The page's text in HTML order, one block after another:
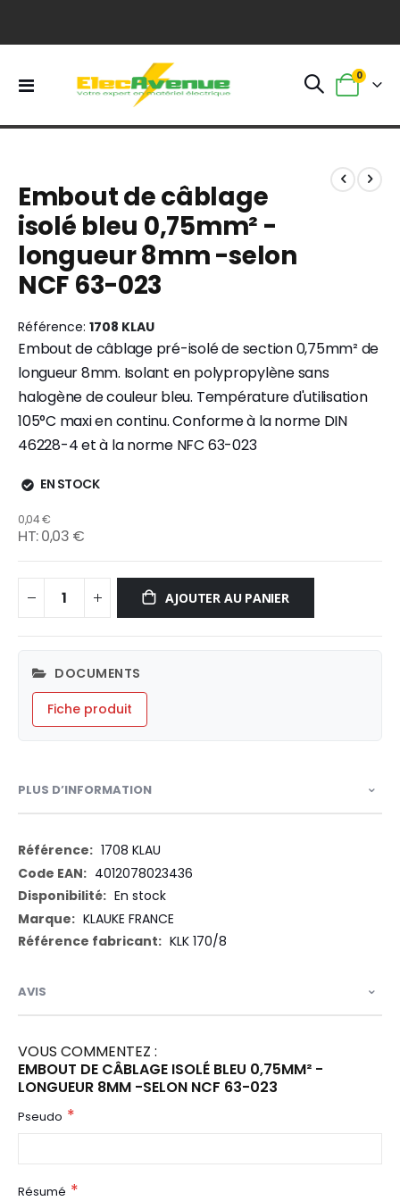
Basculer
Panier
0
the
end
of
the
images
gallery
the
beginning
of
the
images
gallery
Embout de câblage
isolé bleu 0,75mm² -
longueur 8mm -selon
NCF 63-023
Référence 1708 KLAU
Embout de câblage pré-isolé de section 0,75mm² de
longueur 8mm. Isolant en polypropylène sans
halogène de couleur bleu. Température d'utilisation
105°C maxi en continu. Conforme à la norme DIN
46228-4 et à la norme NFC 63-023
EN STOCK
0,04 €
0,03 €
AJOUTER AU PANIER
DOCUMENTS
Fiche produit
PLUS D’INFORMATION
Plus
d’information
1708 KLAU
4012078023436
En stock
KLAUKE FRANCE
KLK 170/8
AVIS
VOUS COMMENTEZ :
EMBOUT DE CÂBLAGE ISOLÉ BLEU 0,75MM² -
LONGUEUR 8MM -SELON NCF 63-023
Pseudo
Résumé